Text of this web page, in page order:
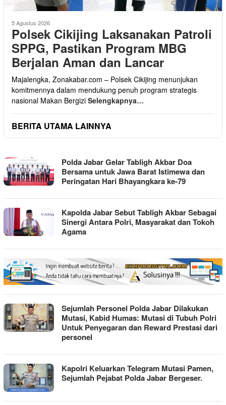
5 Agustus 2026
Polsek Cikijing Laksanakan Patroli
SPPG, Pastikan Program MBG
Berjalan Aman dan Lancar
Majalengka, Zonakabar.com – Polsek Cikijing menunjukan
komitmennya dalam mendukung penuh program strategis
nasional Makan Bergizi Selengkapnya…
BERITA UTAMA LAINNYA
MEDIA
INFORMASI
TANPA
BATAS
Polda Jabar Gelar Tabligh Akbar Doa
Bersama untuk Jawa Barat Istimewa dan
Peringatan Hari Bhayangkara ke-79
Kapolda Jabar Sebut Tabligh Akbar Sebagai
Sinergi Antara Polri, Masyarakat dan Tokoh
Agama
Sejumlah Personel Polda Jabar Dilakukan
Mutasi, Kabid Humas: Mutasi di Tubuh Polri
Untuk Penyegaran dan Reward Prestasi dari
personel
Kapolri Keluarkan Telegram Mutasi Pamen,
Sejumlah Pejabat Polda Jabar Bergeser.